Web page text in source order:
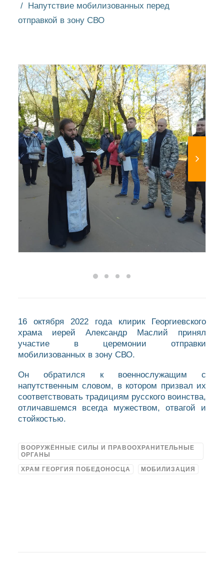
Напутствие мобилизованных перед
отправкой в зону СВО
16 октября 2022 года клирик Георгиевского
храма иерей Александр Маслий принял
участие в церемонии отправки
мобилизованных в зону СВО.
Он обратился к военнослужащим с
напутственным словом, в котором призвал их
соответствовать традициям русского воинства,
отличавшемся всегда мужеством, отвагой и
стойкостью.
ВООРУЖЁННЫЕ СИЛЫ И ПРАВООХРАНИТЕЛЬНЫЕ
ОРГАНЫ
ХРАМ ГЕОРГИЯ ПОБЕДОНОСЦА МОБИЛИЗАЦИЯ